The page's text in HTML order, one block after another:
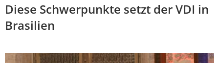
Diese Schwerpunkte setzt der VDI in
Brasilien